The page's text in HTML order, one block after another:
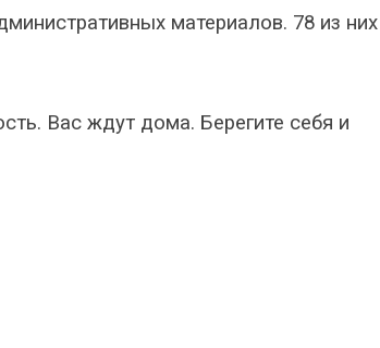
материалов. 78 из них
Вас ждут дома. Берегите себя и